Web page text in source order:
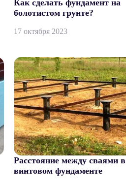
Как сделать фундамент на
болотистом грунте?
17 октября 2023
Расстояние между сваями в
винтовом фундаменте